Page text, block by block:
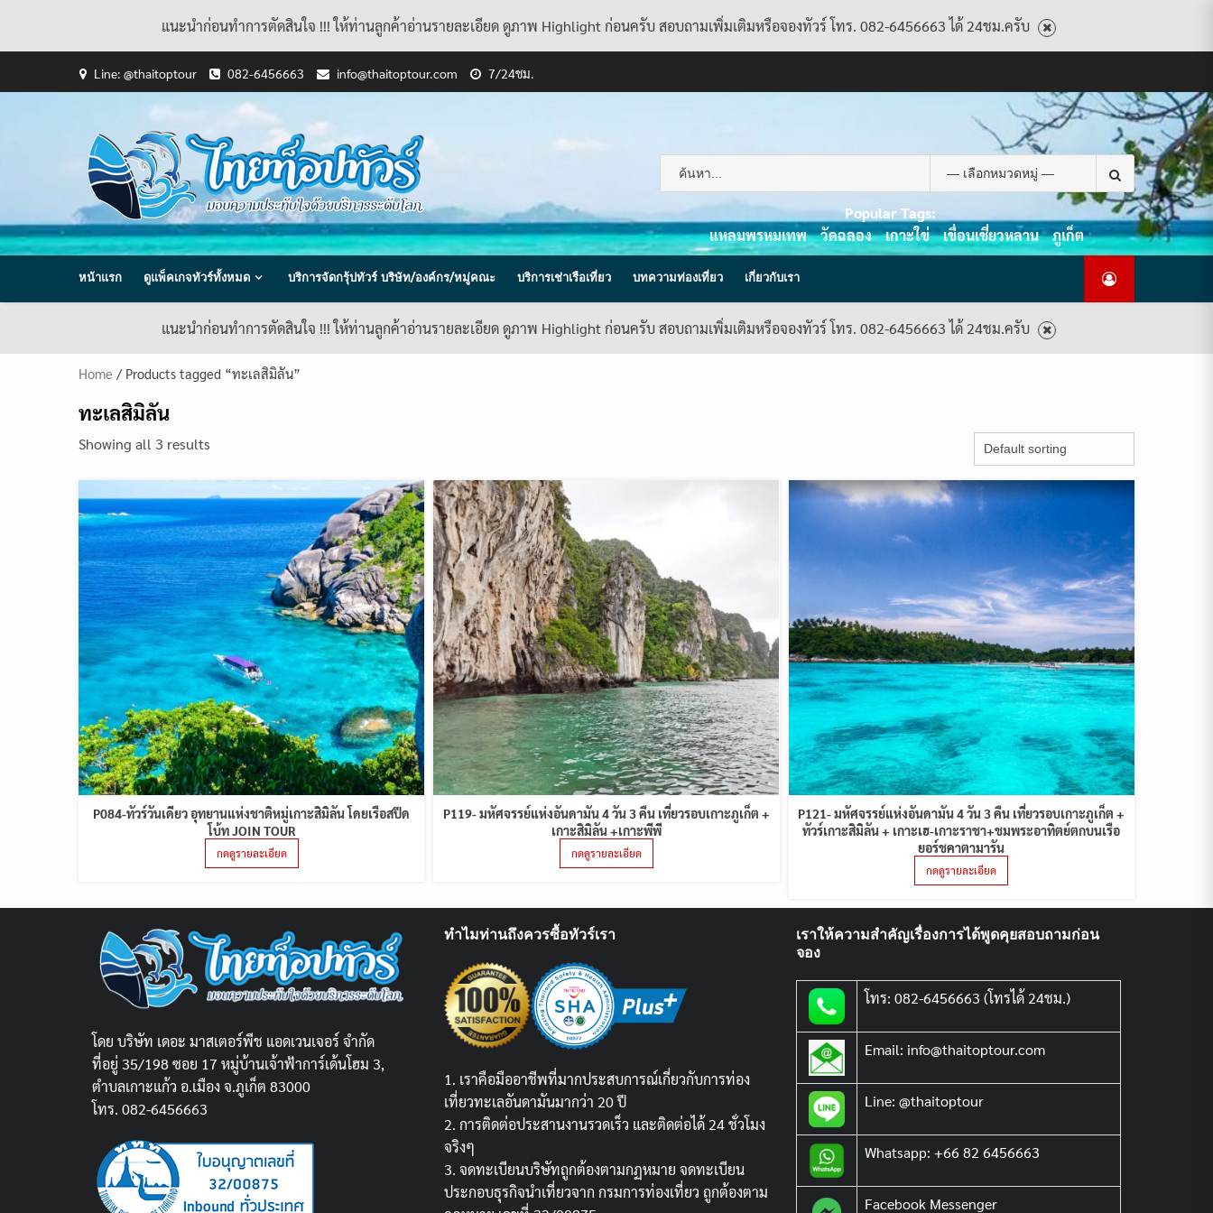
แนะนำก่อนทำการตัดสินใจ !!! ให้ท่านลูกค้าอ่านรายละเอียด ดูภาพ Highlight ก่อนครับ สอบถามเพิ่มเติมหรือจองทัวร์ โทร. 082-6456663 ได้ 24ชม.ครับ
Line: @thaitoptour 082-6456663 info@thaitoptour.com 7/24ชม.
USACCOUNT
POLICY
AND
CONDITIONS
แพ็คเกจ
ทัวร์
ทั้งหมด
ต้อนรับ
สู่
ไทย
ท็อป
กับ
เรา
ทัวร์
ทั้งหมด
Search
for:
Popular Tags:
แหลมพรหมเทพ
วัดฉลอง เกาะใข่ เขื่อนเชี่ยวหลาน ภูเก็ต
หน้าแรก ดูแพ็คเกจทัวร์ทั้งหมด บริการจัดกรุ้ปทัวร์ บริษัท/องค์กร/หมู่คณะ บริการเช่าเรือเที่ยว บทความท่องเที่ยว เกี่ยวกับเรา
แนะนำก่อนทำการตัดสินใจ !!! ให้ท่านลูกค้าอ่านรายละเอียด ดูภาพ Highlight ก่อนครับ สอบถามเพิ่มเติมหรือจองทัวร์ โทร. 082-6456663 ได้ 24ชม.ครับ
Home / Products tagged “ทะเลสิมิลัน”
ทะเลสิมิลัน
Showing all 3 results
P084-ทัวร์วันเดียว อุทยานแห่งชาติหมู่เกาะสิมิลัน โดยเรือสปีด
โบ้ท JOIN TOUR
กดดูรายละเอียด
P119- มหัศจรรย์แห่งอันดามัน 4 วัน 3 คืน เที่ยวรอบเกาะภูเก็ต +
เกาะสิมิลัน +เกาะพีพี
กดดูรายละเอียด
P121- มหัศจรรย์แห่งอันดามัน 4 วัน 3 คืน เที่ยวรอบเกาะภูเก็ต +
ทัวร์เกาะสิมิลัน + เกาะเฮ-เกาะราชา+ชมพระอาทิตย์ตกบนเรือ
ยอร์ชคาตามารัน
กดดูรายละเอียด
โดย บริษัท เดอะ มาสเตอร์พีช แอดเวนเจอร์ จำกัด
ที่อยู่ 35/198 ซอย 17 หมู่บ้านเจ้าฟ้าการ์เด้นโฮม 3,
ตำบลเกาะแก้ว อ.เมือง จ.ภูเก็ต 83000
โทร. 082-6456663
ทำไมท่านถึงควรซื้อทัวร์เรา
1. เราคือมืออาชีพที่มากประสบการณ์เกี่ยวกับการท่อง
เที่ยวทะเลอันดามันมากว่า 20 ปี
2. การติดต่อประสานงานรวดเร็ว และติดต่อได้ 24 ชั่วโมง
จริงๆ
3. จดทะเบียนบริษัทถูกต้องตามกฏหมาย จดทะเบียน
ประกอบธุรกิจนำเที่ยวจาก กรมการท่องเที่ยว ถูกต้องตาม
เราให้ความสำคัญเรื่องการได้พูดคุยสอบถามก่อน
จอง
โทร: 082-6456663 (โทรได้ 24ชม.)
Email: info@thaitoptour.com
Line: @thaitoptour
Whatsapp: +66 82 6456663
Facebook Messenger